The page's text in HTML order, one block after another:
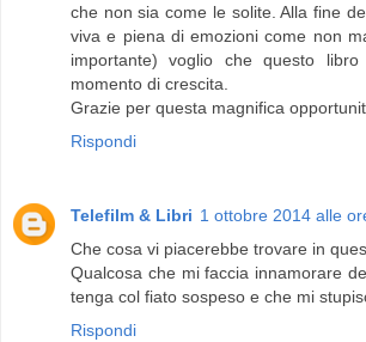
che non sia come le solite. Alla fine
viva e piena di emozioni come non
importante) voglio che questo
momento di crescita.
Grazie per questa magnifica
Rispondi
Telefilm & Libri 1 ottobre 2014 alle
Che cosa vi piacerebbe trovare in
Qualcosa che mi faccia innamorare
tenga col fiato sospeso e che mi
Rispondi